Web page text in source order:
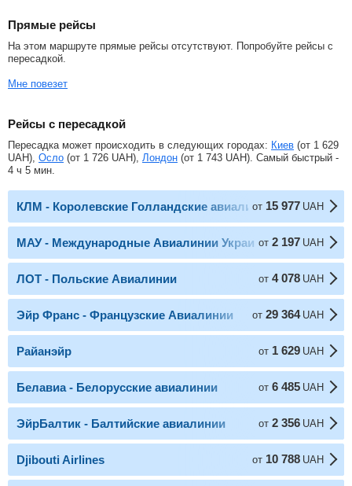
Прямые рейсы
На этом маршруте прямые рейсы отсутствуют. Попробуйте рейсы с
пересадкой.
Мне повезет
Рейсы с пересадкой
Пересадка может происходить в следующих городах: Киев (от 1 629
UAH), Осло (от 1 726 UAH), Лондон (от 1 743 UAH). Самый быстрый -
4 ч 5 мин.
КЛМ - Королевские Голландские авиалинии
от 15 977 UAH
МАУ - Международные Авиалинии Украины
от 2 197 UAH
ЛОТ - Польские Авиалинии от 4 078 UAH
Эйр Франс - Французские Авиалинии от 29 364 UAH
Райанэйр от 1 629 UAH
Белавиа - Белорусские авиалинии от 6 485 UAH
ЭйрБалтик - Балтийские авиалинии от 2 356 UAH
Djibouti Airlines от 10 788 UAH